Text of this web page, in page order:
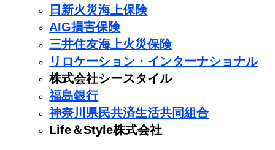
日新火災海上保険
AIG損害保険
三井住友海上火災保険
リロケーション・インターナショナル
株式会社シースタイル
福島銀行
神奈川県民共済生活共同組合
Life＆Style株式会社